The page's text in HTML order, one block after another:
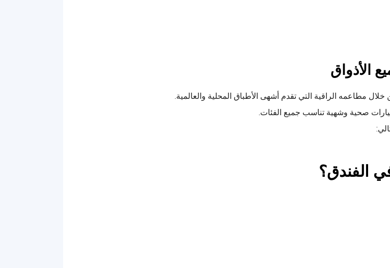
الأذواق
مطاعمه الراقية التي تقدم أشهى الأطباق المحلية والعالمية.
صحية وشهية تناسب جميع الفئات.
الفندق؟